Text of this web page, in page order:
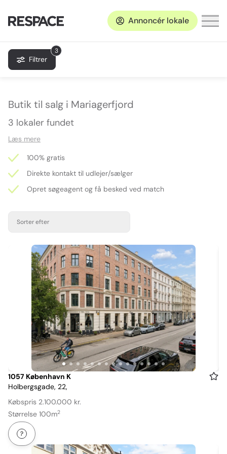
Annoncér lokale
3
Filtrer
Butik til salg i Mariagerfjord
3 lokaler fundet
Læs mere
100% gratis
Direkte kontakt til udlejer/sælger
Opret søgeagent og få besked ved match
Sorter efter
Item
1
of
15
1057 København K
Holbergsgade, 22,
Købspris 2.100.000 kr.
Størrelse 100m2